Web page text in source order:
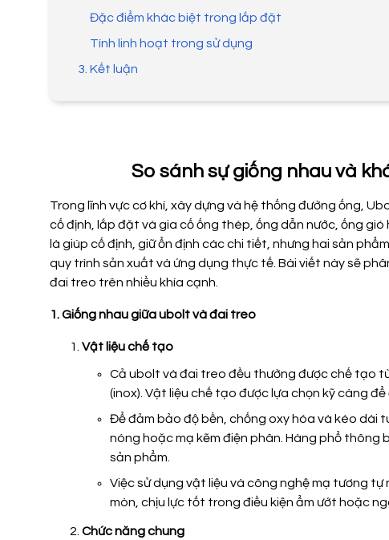
Đặc điểm khác biệt trong lắp đặt
Tính linh hoạt trong sử dụng
3. Kết luận
So sánh sự giống nhau và
Trong lĩnh vực cơ khí, xây dựng và hệ thống đường ống,
cố định, lắp đặt và gia cố ống thép, ống dẫn nước, ống
là giúp cố định, giữ ổn định các chi tiết, nhưng hai sản
quy trình sản xuất và ứng dụng thực tế. Bài viết này sẽ
đai treo trên nhiều khía cạnh.
1. Giống nhau giữaubolt và đai treo
Vật liệu chế tạo
Cả ubolt và đai treo đều thường được chế tạo
(inox). Vật liệu chế tạo được lựa chọn kỹ càng
Để đảm bảo độ bền, chống oxy hóa và kéo dài
nóng hoặcmạ kẽm điện phân. Hàng phổ thông
sản phẩm.
Việc sử dụng vật liệu và công nghệ mạ tương
mòn, chịu lực tốt trong điều kiện ẩm ướt hoặc
Chức năng chung